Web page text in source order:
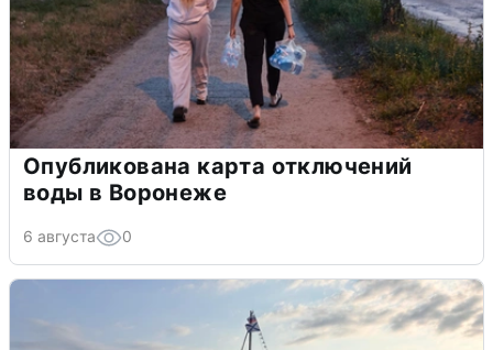
Опубликована карта отключений
воды в Воронеже
6 августа 0